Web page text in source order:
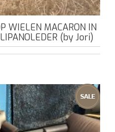
WIELEN MACARON IN
(by Jori)